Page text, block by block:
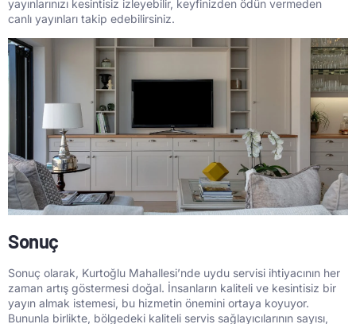
yayınlarınızı kesintisiz izleyebilir, keyfinizden ödün vermeden
canlı yayınları takip edebilirsiniz.
Sonuç
Sonuç olarak, Kurtoğlu Mahallesi’nde uydu servisi ihtiyacının her
zaman artış göstermesi doğal. İnsanların kaliteli ve kesintisiz bir
yayın almak istemesi, bu hizmetin önemini ortaya koyuyor.
Bununla birlikte, bölgedeki kaliteli servis sağlayıcılarının sayısı,